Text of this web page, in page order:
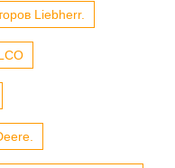
Liebherr.